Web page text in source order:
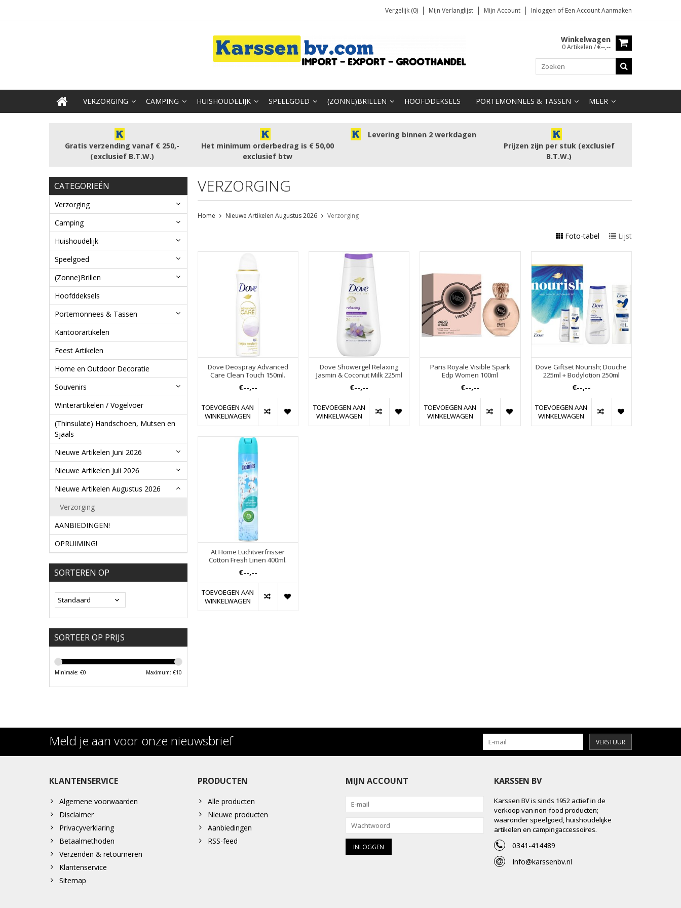
Vergelijk (0) Mijn Verlanglijst Mijn Account Inloggen of Een Account Aanmaken
Winkelwagen
0 Artikelen / €--,--
VERZORGING CAMPING HUISHOUDELIJK SPEELGOED (ZONNE)BRILLEN HOOFDDEKSELS PORTEMONNEES & TASSEN MEER
Gratis verzending vanaf € 250,-
(exclusief B.T.W.)
Het minimum orderbedrag is € 50,00
exclusief btw
Levering binnen 2 werkdagen
Prijzen zijn per stuk (exclusief
B.T.W.)
CATEGORIEËN
Verzorging
Camping
Huishoudelijk
Speelgoed
(Zonne)Brillen
Hoofddeksels
Portemonnees & Tassen
Kantoorartikelen
Feest Artikelen
Home en Outdoor Decoratie
Souvenirs
Winterartikelen / Vogelvoer
(Thinsulate) Handschoen, Mutsen en
Sjaals
Nieuwe Artikelen Juni 2026
Nieuwe Artikelen Juli 2026
Nieuwe Artikelen Augustus 2026
Verzorging
AANBIEDINGEN!
OPRUIMING!
SORTEREN OP
SORTEER OP PRIJS
Minimale: €0 Maximum: €10
VERZORGING
Home Nieuwe Artikelen Augustus 2026 Verzorging
Foto-tabel Lijst
Dove Deospray Advanced
Care Clean Touch 150ml.
€--,--
TOEVOEGEN AAN
WINKELWAGEN
Dove Showergel Relaxing
Jasmin & Coconut Milk 225ml
€--,--
TOEVOEGEN AAN
WINKELWAGEN
Paris Royale Visible Spark
Edp Women 100ml
€--,--
TOEVOEGEN AAN
WINKELWAGEN
Dove Giftset Nourish; Douche
225ml + Bodylotion 250ml
€--,--
TOEVOEGEN AAN
WINKELWAGEN
At Home Luchtverfrisser
Cotton Fresh Linen 400ml.
€--,--
TOEVOEGEN AAN
WINKELWAGEN
Meld je aan voor onze nieuwsbrief VERSTUUR
KLANTENSERVICE
Algemene voorwaarden
Disclaimer
Privacyverklaring
Betaalmethoden
Verzenden & retourneren
Klantenservice
Sitemap
PRODUCTEN
Alle producten
Nieuwe producten
Aanbiedingen
RSS-feed
MIJN ACCOUNT KARSSEN BV
Karssen BV is sinds 1952 actief in de
verkoop van non-food producten;
waaronder speelgoed, huishoudelijke
artikelen en campingaccessoires.
0341-414489
Info@karssenbv.nl